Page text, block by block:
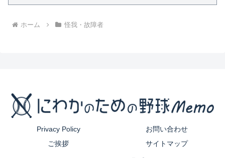
ホーム 怪我・故障者
Privacy Policy
お問い合わせ
ご挨拶
サイトマップ